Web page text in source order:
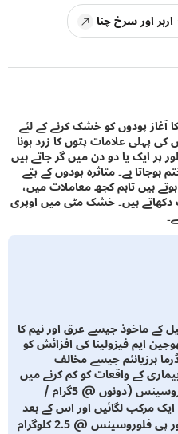
اور سرخ چنا
کو خشک کرنے کے لئے
علامات پتوں کا زرد ہونا
یا دو دن میں گر جاتے ہیں
ہے۔ متاثرہ پودوں کے پتے
تاہم کچھ معاملات میں،
ہیں۔ خشک مٹی میں اوپری
ماخوذ جیسے عرق اور نیم کا
فیزولینا کی افزائش کو
جیسے مخالف
واقعات کو کم کرنے میں
معاون ہیں۔ ٹی. ہارزیانیم + پی فلوروسینس (دونوں @ 5گرام /
لگائیں اور اس کے بعد
بوائی کے دوران افزودہ ٹی ہارزینم اور پی فلوروسینس @ 2.5 کلوگرام